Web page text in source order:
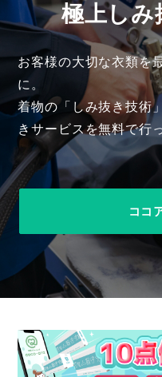
極上しみ
お客様の大切な衣類を
に。
着物の「しみ抜き技術
きサービスを無料で行
ココ